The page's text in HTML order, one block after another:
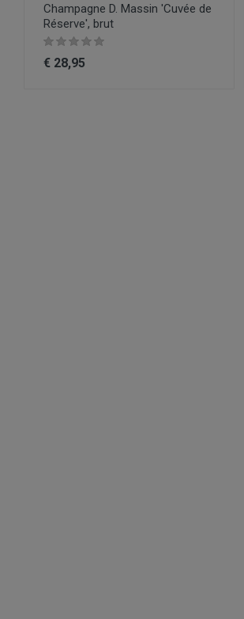
Champagne D. Massin 'Cuvée de
Réserve', brut
€ 28,95